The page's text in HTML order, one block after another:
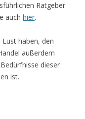
Ratgeber
auch hier.
haben, den
außerdem
dieser
ist.